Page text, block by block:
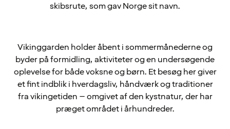
skibsrute, som gav Norge sit navn.
Vikinggarden holder åbent i sommermånederne og
byder på formidling, aktiviteter og en undersøgende
oplevelse for både voksne og børn. Et besøg her giver
et fint indblik i hverdagsliv, håndværk og traditioner
fra vikingetiden – omgivet af den kystnatur, der har
præget området i århundreder.